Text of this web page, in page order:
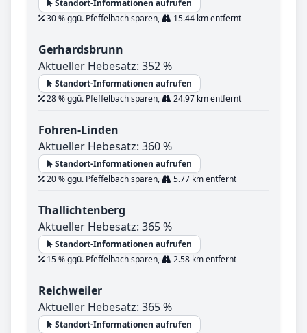
Standort-Informationen aufrufen
30 % ggü. Pfeffelbach sparen,
15.44 km entfernt
Gerhardsbrunn
Aktueller Hebesatz: 352 %
Standort-Informationen aufrufen
28 % ggü. Pfeffelbach sparen,
24.97 km entfernt
Fohren-Linden
Aktueller Hebesatz: 360 %
Standort-Informationen aufrufen
20 % ggü. Pfeffelbach sparen,
5.77 km entfernt
Thallichtenberg
Aktueller Hebesatz: 365 %
Standort-Informationen aufrufen
15 % ggü. Pfeffelbach sparen,
2.58 km entfernt
Reichweiler
Aktueller Hebesatz: 365 %
Standort-Informationen aufrufen